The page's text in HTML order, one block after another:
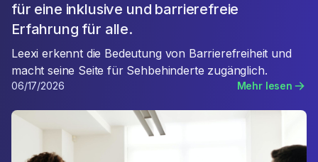
für eine inklusive und barrierefreie
Erfahrung für alle.
Leexi erkennt die Bedeutung von Barrierefreiheit und
macht seine Seite für Sehbehinderte zugänglich.
06/17/2026 Mehr lesen